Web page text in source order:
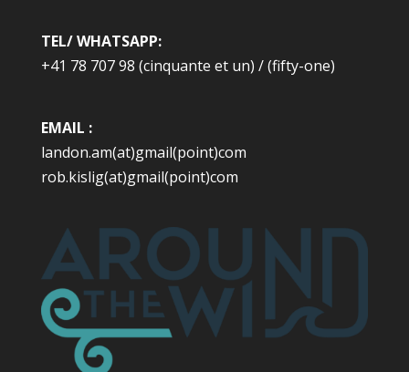
TEL/ WHATSAPP:
+41 78 707 98 (cinquante et un) / (fifty-one)
EMAIL :
landon.am(at)gmail(point)com
rob.kislig(at)gmail(point)com